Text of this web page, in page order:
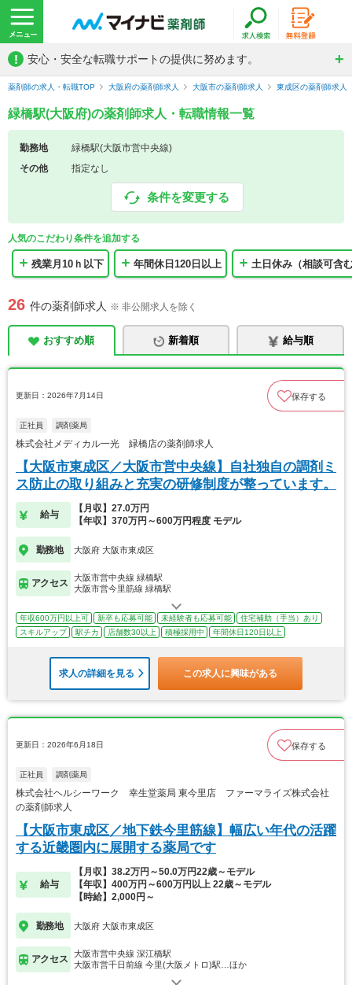
! 安心・安全な転職サポートの提供に努めます。
薬剤師の求人・転職TOP 大阪府の薬剤師求人 大阪市の薬剤師求人 東成区の薬剤師求人
緑橋駅(大阪府)の薬剤師求人・転職情報一覧
勤務地
緑橋駅(大阪市営中央線)
その他
指定なし
条件を変更する
人気のこだわり条件を追加する
残業月10ｈ以下 年間休日120日以上 土日休み（相談可含
26 件の薬剤師求人 ※ 非公開求人を除く
おすすめ順 新着順 給与順
更新日：2026年7月14日 保存する
正社員 調剤薬局
株式会社メディカル一光 緑橋店の薬剤師求人
【大阪市東成区／大阪市営中央線】自社独自の調剤ミ
ス防止の取り組みと充実の研修制度が整っています。
給与
【月収】27.0万円
【年収】370万円～600万円程度 モデル
勤務地 大阪府 大阪市東成区
アクセス
大阪市営中央線 緑橋駅
大阪市営今里筋線 緑橋駅
年収600万円以上可 新卒も応募可能 未経験者も応募可能
住宅補助（手当）あり
スキルアップ
駅チカ 店舗数30以上 積極採用中 年間休日120日以上
求人の詳細を見る この求人に興味がある
更新日：2026年6月18日 保存する
正社員 調剤薬局
株式会社ヘルシーワーク 幸生堂薬局 東今里店 ファーマライズ株式会社
の薬剤師求人
【大阪市東成区／地下鉄今里筋線】幅広い年代の活躍
する近畿圏内に展開する薬局です
給与
【月収】38.2万円～50.0万円22歳～モデル
【年収】400万円～600万円以上 22歳～モデル
【時給】2,000円～
勤務地 大阪府 大阪市東成区
アクセス
大阪市営中央線 深江橋駅
大阪市営千日前線 今里(大阪メトロ)駅…ほか